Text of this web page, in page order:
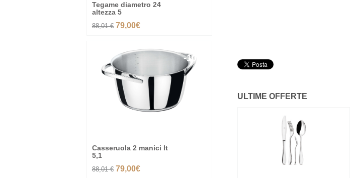
ULTIME OFFERTE
Tegame diametro 24
altezza 5
88,01 € 79,00€
Casseruola 2 manici lt
5,1
-10%
88,01 € 79,00€